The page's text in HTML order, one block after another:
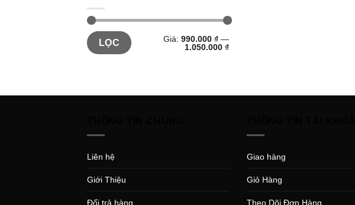
LỌC Giá: 990.000 ₫ —
1.050.000 ₫
Liên hệ
Giới Thiệu
Đổi trả hàng
Giao hàng
Giỏ Hàng
Theo Dõi Đơn Hàng